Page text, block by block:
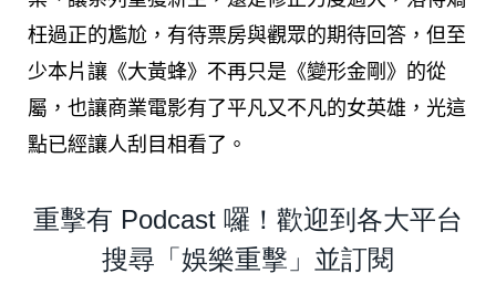
枉過正的尷尬，有待票房與觀眾的期待回答，但至
少本片讓《大黃蜂》不再只是《變形金剛》的從
屬，也讓商業電影有了平凡又不凡的女英雄，光這
點已經讓人刮目相看了。
重擊有 Podcast 囉！歡迎到各大平台
搜尋「娛樂重擊」並訂閱